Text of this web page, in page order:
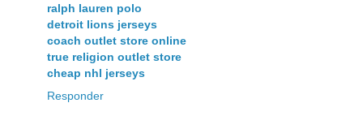
ralph lauren polo
detroit lions jerseys
coach outlet store online
true religion outlet store
cheap nhl jerseys
Responder